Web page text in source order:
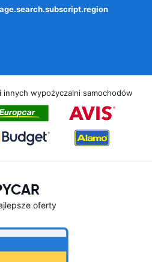
wypożyczalni samochodów
oferty